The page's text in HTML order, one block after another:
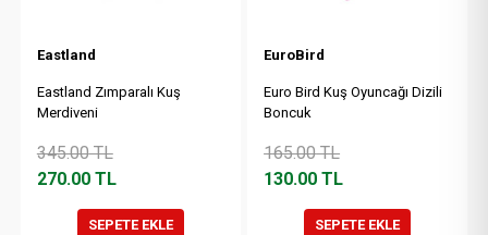
Eastland
Eastland Zımparalı Kuş
Merdiveni
345.00TL
270.00TL
SEPETE EKLE
EuroBird
Euro Bird Kuş Oyuncağı Dizili
Boncuk
165.00TL
130.00 TL
SEPETE EKLE